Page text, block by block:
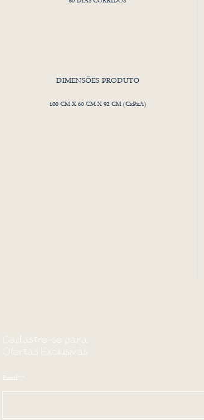
DIMENSÕES PRODUTO
100 CM X 60 CM X 92 CM (CxPxA)
Cadastre-se para
Ofertas Exclusivas
Email*